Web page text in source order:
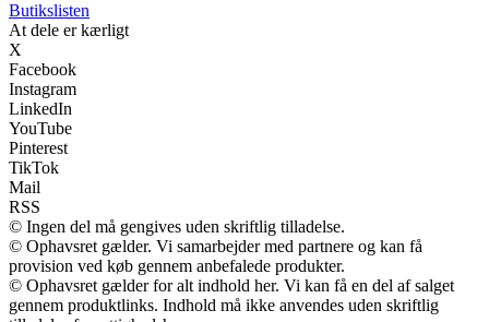
Butikslisten
At dele er kærligt
X
Facebook
Instagram
LinkedIn
YouTube
Pinterest
TikTok
Mail
RSS
© Ingen del må gengives uden skriftlig tilladelse.
© Ophavsret gælder. Vi samarbejder med partnere og kan få
provision ved køb gennem anbefalede produkter.
© Ophavsret gælder for alt indhold her. Vi kan få en del af salget
gennem produktlinks. Indhold må ikke anvendes uden skriftlig